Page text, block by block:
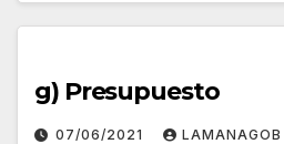
g) Presupuesto
07/06/2021 LAMANAGOB